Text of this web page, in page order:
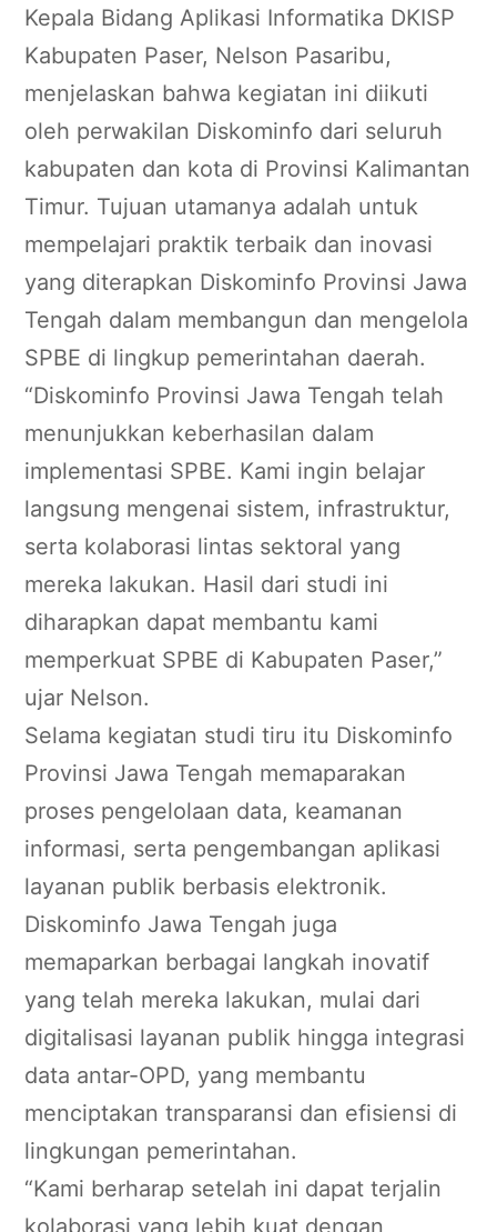
Kepala Bidang Aplikasi Informatika DKISP
Kabupaten Paser, Nelson Pasaribu,
menjelaskan bahwa kegiatan ini diikuti
oleh perwakilan Diskominfo dari seluruh
kabupaten dan kota di Provinsi Kalimantan
Timur. Tujuan utamanya adalah untuk
mempelajari praktik terbaik dan inovasi
yang diterapkan Diskominfo Provinsi Jawa
Tengah dalam membangun dan mengelola
SPBE di lingkup pemerintahan daerah.
“Diskominfo Provinsi Jawa Tengah telah
menunjukkan keberhasilan dalam
implementasi SPBE. Kami ingin belajar
langsung mengenai sistem, infrastruktur,
serta kolaborasi lintas sektoral yang
mereka lakukan. Hasil dari studi ini
diharapkan dapat membantu kami
memperkuat SPBE di Kabupaten Paser,”
ujar Nelson.
Selama kegiatan studi tiru itu Diskominfo
Provinsi Jawa Tengah memaparakan
proses pengelolaan data, keamanan
informasi, serta pengembangan aplikasi
layanan publik berbasis elektronik.
Diskominfo Jawa Tengah juga
memaparkan berbagai langkah inovatif
yang telah mereka lakukan, mulai dari
digitalisasi layanan publik hingga integrasi
data antar-OPD, yang membantu
menciptakan transparansi dan efisiensi di
lingkungan pemerintahan.
“Kami berharap setelah ini dapat terjalin
kolaborasi yang lebih kuat dengan